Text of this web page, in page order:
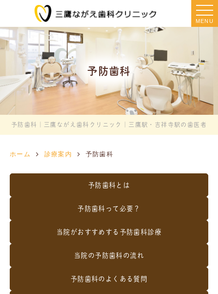
MENU
予防歯科
予防歯科｜三鷹ながえ歯科クリニック｜三鷹駅・吉祥寺駅の歯医者
ホーム 診療案内 予防歯科
予防歯科とは
予防歯科って必要？
当院がおすすめする予防歯科診療
当院の予防歯科の流れ
予防歯科のよくある質問